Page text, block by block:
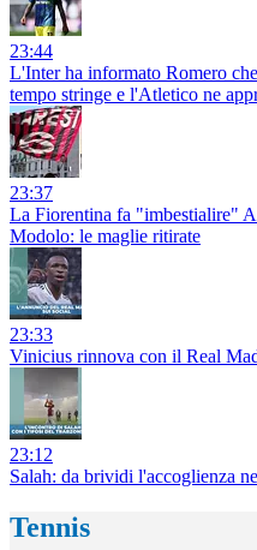
23:44
L'Inter ha informato Romero
tempo stringe e l'Atletico ne
23:37
La Fiorentina fa "imbestialire"
Modolo: le maglie ritirate
23:33
Vinicius rinnova con il Real
23:12
Salah: da brividi l'accoglienza
Tennis